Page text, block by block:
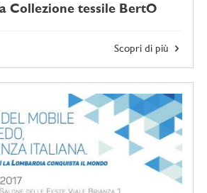
Collezione tessile BertO
Scopri di più